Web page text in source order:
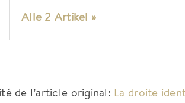
Alle 2 Artikel »
de l’article original: La droite